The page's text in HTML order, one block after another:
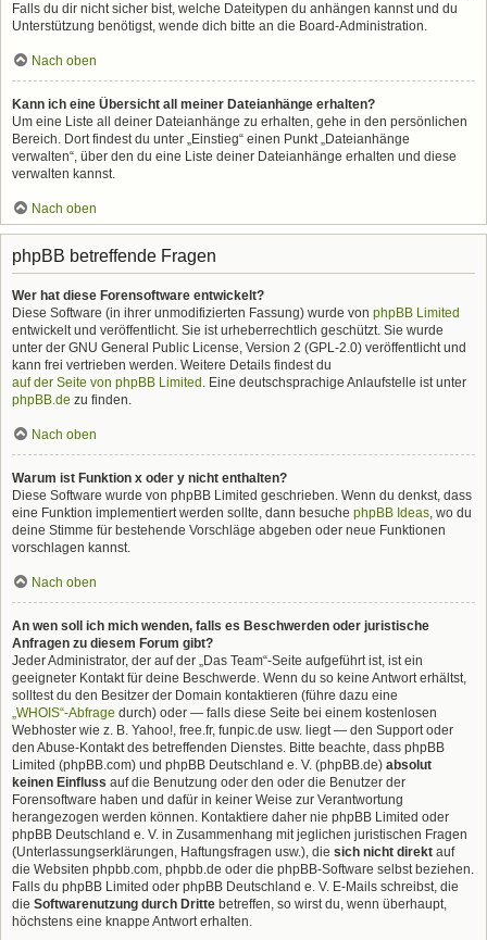
Falls du dir nicht sicher bist, welche Dateitypen du anhängen kannst und du
Unterstützung benötigst, wende dich bitte an die Board-Administration.
Nach oben
Kann ich eine Übersicht all meiner Dateianhänge erhalten?
Um eine Liste all deiner Dateianhänge zu erhalten, gehe in den persönlichen
Bereich. Dort findest du unter „Einstieg“ einen Punkt „Dateianhänge
verwalten“, über den du eine Liste deiner Dateianhänge erhalten und diese
verwalten kannst.
Nach oben
phpBB betreffende Fragen
Wer hat diese Forensoftware entwickelt?
Diese Software (in ihrer unmodifizierten Fassung) wurde von phpBB Limited
entwickelt und veröffentlicht. Sie ist urheberrechtlich geschützt. Sie wurde
unter der GNU General Public License, Version 2 (GPL-2.0) veröffentlicht und
kann frei vertrieben werden. Weitere Details findest du
auf der Seite von phpBB Limited . Eine deutschsprachige Anlaufstelle ist unter
phpBB.de zu finden.
Nach oben
Warum ist Funktion x oder y nicht enthalten?
Diese Software wurde von phpBB Limited geschrieben. Wenn du denkst, dass
eine Funktion implementiert werden sollte, dann besuche phpBB Ideas, wo du
deine Stimme für bestehende Vorschläge abgeben oder neue Funktionen
vorschlagen kannst.
Nach oben
An wen soll ich mich wenden, falls es Beschwerden oder juristische
Anfragen zu diesem Forum gibt?
Jeder Administrator, der auf der „Das Team“-Seite aufgeführt ist, ist ein
geeigneter Kontakt für deine Beschwerde. Wenn du so keine Antwort erhältst,
solltest du den Besitzer der Domain kontaktieren (führe dazu eine
„WHOIS“-Abfrage durch) oder — falls diese Seite bei einem kostenlosen
Webhoster wie z. B. Yahoo!, free.fr, funpic.de usw. liegt — den Support oder
den Abuse-Kontakt des betreffenden Dienstes. Bitte beachte, dass phpBB
Limited (phpBB.com) und phpBB Deutschland e. V. (phpBB.de) absolut
keinen Einfluss auf die Benutzung oder den oder die Benutzer der
Forensoftware haben und dafür in keiner Weise zur Verantwortung
herangezogen werden können. Kontaktiere daher nie phpBB Limited oder
phpBB Deutschland e. V. in Zusammenhang mit jeglichen juristischen Fragen
(Unterlassungserklärungen, Haftungsfragen usw.), die sich nicht direkt auf
die Websiten phpbb.com, phpbb.de oder die phpBB-Software selbst beziehen.
Falls du phpBB Limited oder phpBB Deutschland e. V. E-Mails schreibst, die
die Softwarenutzung durch Dritte betreffen, so wirst du, wenn überhaupt,
höchstens eine knappe Antwort erhalten.